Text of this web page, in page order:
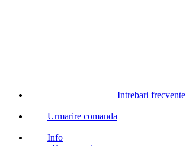
Intrebari frecvente
Urmarire comanda
Info